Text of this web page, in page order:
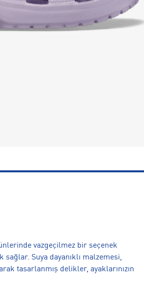
vazgeçilmez bir seçenek
sağlar. Suya dayanıklı malzemesi,
tasarlanmış delikler, ayaklarınızın